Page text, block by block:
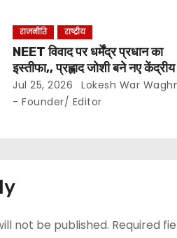
राजनीति राष्ट्रीय
NEET विवाद पर धर्मेंद्र प्रधान का
इस्तीफा,, प्रह्लाद जोशी बने नए केंद्रीय
मंत्री..
Jul 25, 2026
Lokesh War
- Founder/ Editor
not be published. Required